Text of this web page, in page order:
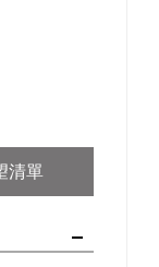
清單